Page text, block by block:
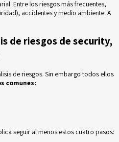
Entre los riesgos más frecuentes,
accidentes y medio ambiente. A
de riesgos de security,
de riesgos. Sin embargo todos ellos
comunes:
seguir al menos estos cuatro pasos: